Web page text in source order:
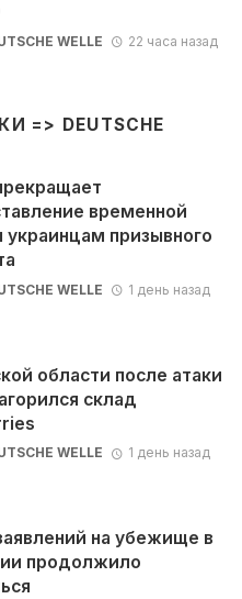
WELLE
22 часа назад
=> DEUTSCHE
временной
призывного
WELLE
1 день назад
области после атаки
склад
WELLE
1 день назад
на убежище в
продолжило